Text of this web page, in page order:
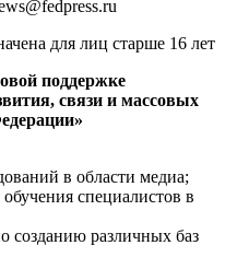
для лиц старше 16 лет
поддержке
связи и массовых
в области медиа;
специалистов в
созданию различных баз